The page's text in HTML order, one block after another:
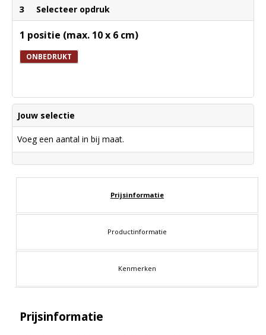
3 Selecteer opdruk
1 positie (max. 10 x 6 cm)
ONBEDRUKT
Jouw selectie
Voeg een aantal in bij maat.
Prijsinformatie
Productinformatie
Kenmerken
Prijsinformatie